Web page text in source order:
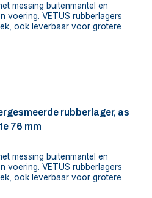
messing buitenmantel en
voering. VETUS rubberlagers
ook leverbaar voor grotere
rubberlager, as
76 mm
messing buitenmantel en
voering. VETUS rubberlagers
ook leverbaar voor grotere